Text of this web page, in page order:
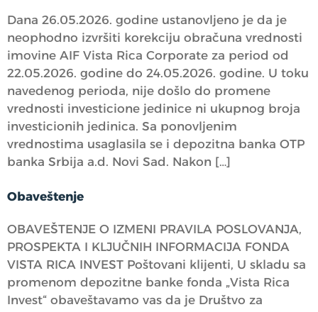
Dana 26.05.2026. godine ustanovljeno je da je
neophodno izvršiti korekciju obračuna vrednosti
imovine AIF Vista Rica Corporate za period od
22.05.2026. godine do 24.05.2026. godine. U toku
navedenog perioda, nije došlo do promene
vrednosti investicione jedinice ni ukupnog broja
investicionih jedinica. Sa ponovljenim
vrednostima usaglasila se i depozitna banka OTP
banka Srbija a.d. Novi Sad. Nakon […]
Obaveštenje
OBAVEŠTENJE O IZMENI PRAVILA POSLOVANJA,
PROSPEKTA I KLJUČNIH INFORMACIJA FONDA
VISTA RICA INVEST Poštovani klijenti, U skladu sa
promenom depozitne banke fonda „Vista Rica
Invest“ obaveštavamo vas da je Društvo za